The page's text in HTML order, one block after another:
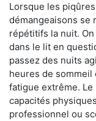
Lorsque les
démangeaisons se
répétitifs la nuit.
dans le lit en
passez des nuits
heures de sommeil
fatigue extrême.
capacités
professionnel ou